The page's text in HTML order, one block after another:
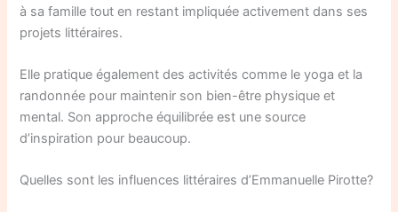
à sa famille tout en restant impliquée activement dans ses
projets littéraires.
Elle pratique également des activités comme le yoga et la
randonnée pour maintenir son bien-être physique et
mental. Son approche équilibrée est une source
d’inspiration pour beaucoup.
Quelles sont les influences littéraires d’Emmanuelle Pirotte?